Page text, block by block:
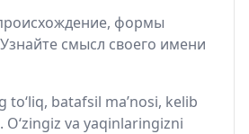
формы
смысл своего имени
to‘liq, batafsil ma’nosi, kelib
va yaqinlaringizni